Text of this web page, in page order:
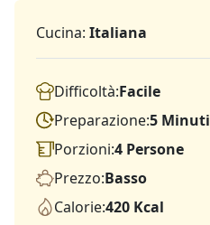
Cucina: Italiana
Difficoltà:Facile
Preparazione:5 Minuti
Porzioni:4 Persone
Prezzo:Basso
Calorie:420 Kcal